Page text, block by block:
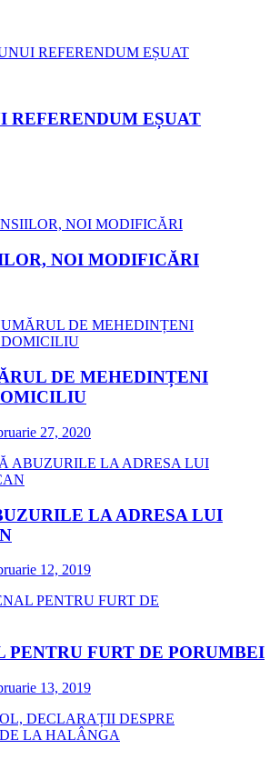
REFERENDUM EȘUAT
NOI MODIFICĂRI
DE MEHEDINȚENI
27, 2020
LA ADRESA LUI
12, 2019
PENTRU FURT DE PORUMBEI
13, 2019